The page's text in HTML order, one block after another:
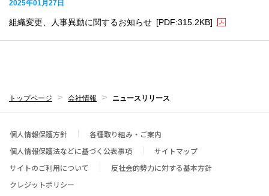
2025年01月27日
組織変更、人事異動に関するお知らせ [PDF:315.2KB]
トップページ 会社情報 ニュースリリース
個人情報保護方針
各種取り組み・ご案内
個人情報保護法などに基づく公表事項
サイトマップ
サイトのご利用について
反社会的勢力に対する基本方針
クレジットポリシー